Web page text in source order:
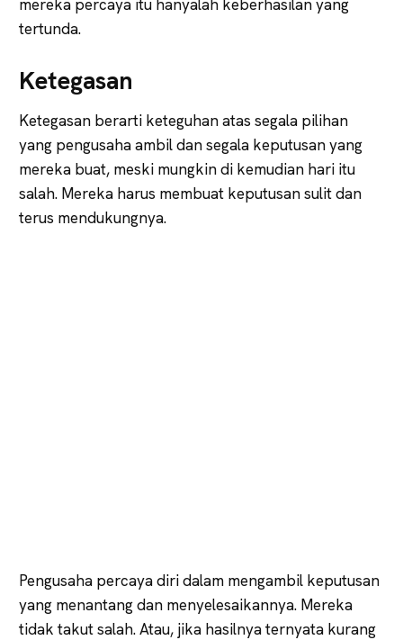
mereka percaya itu hanyalah keberhasilan yang
tertunda.
Ketegasan
Ketegasan berarti keteguhan atas segala pilihan
yang pengusaha ambil dan segala keputusan yang
mereka buat, meski mungkin di kemudian hari itu
salah. Mereka harus membuat keputusan sulit dan
terus mendukungnya.
Pengusaha percaya diri dalam mengambil keputusan
yang menantang dan menyelesaikannya. Mereka
tidak takut salah. Atau, jika hasilnya ternyata kurang